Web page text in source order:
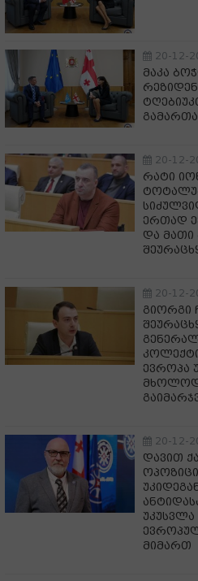
20-12-
მაკა
გამართა
20-12-
რატი
ერთად
და მათი
20-12-
გიორგი
ევროპა
მხოლოდ
20-12-
დავით
მიმართ